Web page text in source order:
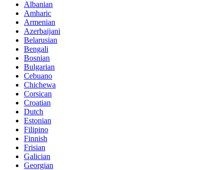
Albanian
Amharic
Armenian
Azerbaijani
Belarusian
Bengali
Bosnian
Bulgarian
Cebuano
Chichewa
Corsican
Croatian
Dutch
Estonian
Filipino
Finnish
Frisian
Galician
Georgian